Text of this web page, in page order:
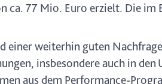
ca. 77 Mio. Euro erzielt. Die
einer weiterhin guten
insbesondere auch in
aus dem Performance-